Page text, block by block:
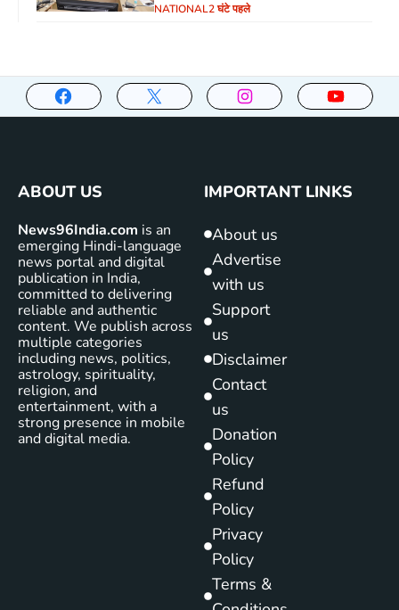
NATIONAL2 घंटे पहले
ABOUT US
News96India.com is an
emerging Hindi-language
news portal and digital
publication in India,
committed to delivering
reliable and authentic
content. We publish across
multiple categories
including news, politics,
astrology, spirituality,
religion, and
entertainment, with a
strong presence in mobile
and digital media.
IMPORTANT LINKS
About us
Advertise
with us
Support
us
Disclaimer
Contact
us
Donation
Policy
Refund
Policy
Privacy
Policy
Terms &